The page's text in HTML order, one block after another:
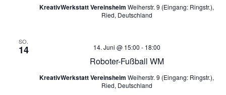
KreativWerkstatt Vereinsheim Weiherstr. 9 (Eingang: Ringstr.),
Ried, Deutschland
SO.
14
Roboter-Fußball WM
14. Juni @ 15:00 - 18:00
KreativWerkstatt Vereinsheim Weiherstr. 9 (Eingang: Ringstr.),
Ried, Deutschland